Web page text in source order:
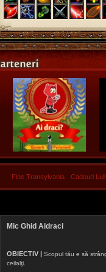
Fine Transylvania Cadouri
Mic Ghid Aidraci
OBIECTIV | Scopul tău e să
ceilalţi.